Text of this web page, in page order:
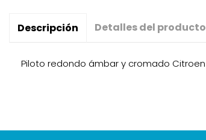
Descripción Detalles del producto
Piloto redondo ámbar y cromado Citroen